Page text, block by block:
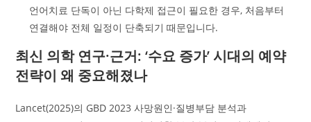
언어치료 단독이 아닌 다학제 접근이 필요한 경우, 처음부터
연결해야 전체 일정이 단축되기 때문입니다.
최신 의학 연구·근거: ‘수요 증가’ 시대의 예약
전략이 왜 중요해졌나
Lancet(2025)의 GBD 2023 사망원인·질병부담 분석과